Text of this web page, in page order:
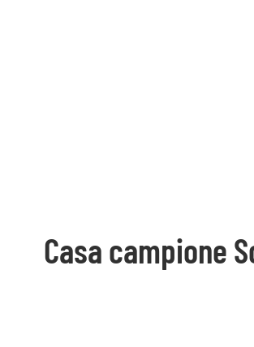
Casa campione